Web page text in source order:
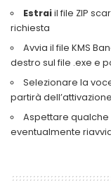
Estraiil file ZIP
richiesta
Avvia il file KMS
destro sul file .exe e
Selezionare la
partirà
Aspettare qualche
eventualmente